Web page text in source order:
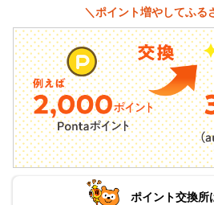
＼ポイント増やしてふる
ポイント交換所